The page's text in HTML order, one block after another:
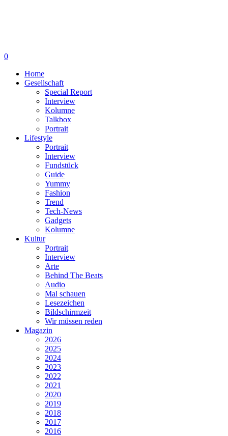
0
Home
Gesellschaft
Special Report
Interview
Kolumne
Talkbox
Portrait
Lifestyle
Portrait
Interview
Fundstück
Guide
Yummy
Fashion
Trend
Tech-News
Gadgets
Kolumne
Kultur
Portrait
Interview
Arte
Behind The Beats
Audio
Mal schauen
Lesezeichen
Bildschirmzeit
Wir müssen reden
Magazin
2026
2025
2024
2023
2022
2021
2020
2019
2018
2017
2016